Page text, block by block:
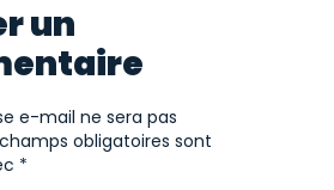
un
e-mail ne sera pas
obligatoires sont
*